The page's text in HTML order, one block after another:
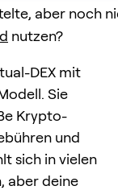
aber noch
nutzen?
DEX mit
Sie
Krypto-
und
sich in vielen
aber deine